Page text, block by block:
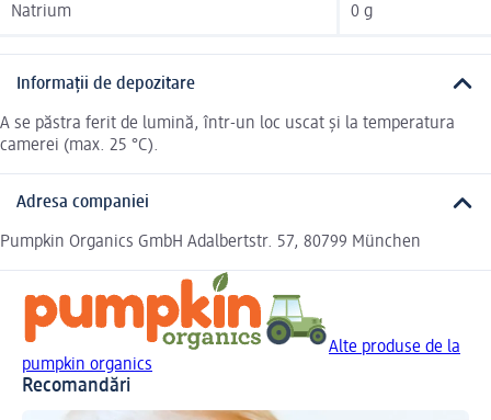
Natrium 0 g
Informații de depozitare
A se păstra ferit de lumină, într-un loc uscat și la temperatura
camerei (max. 25 °C).
Adresa companiei
Pumpkin Organics GmbH Adalbertstr. 57, 80799 München
Alte produse de la
pumpkin organics
Recomandări